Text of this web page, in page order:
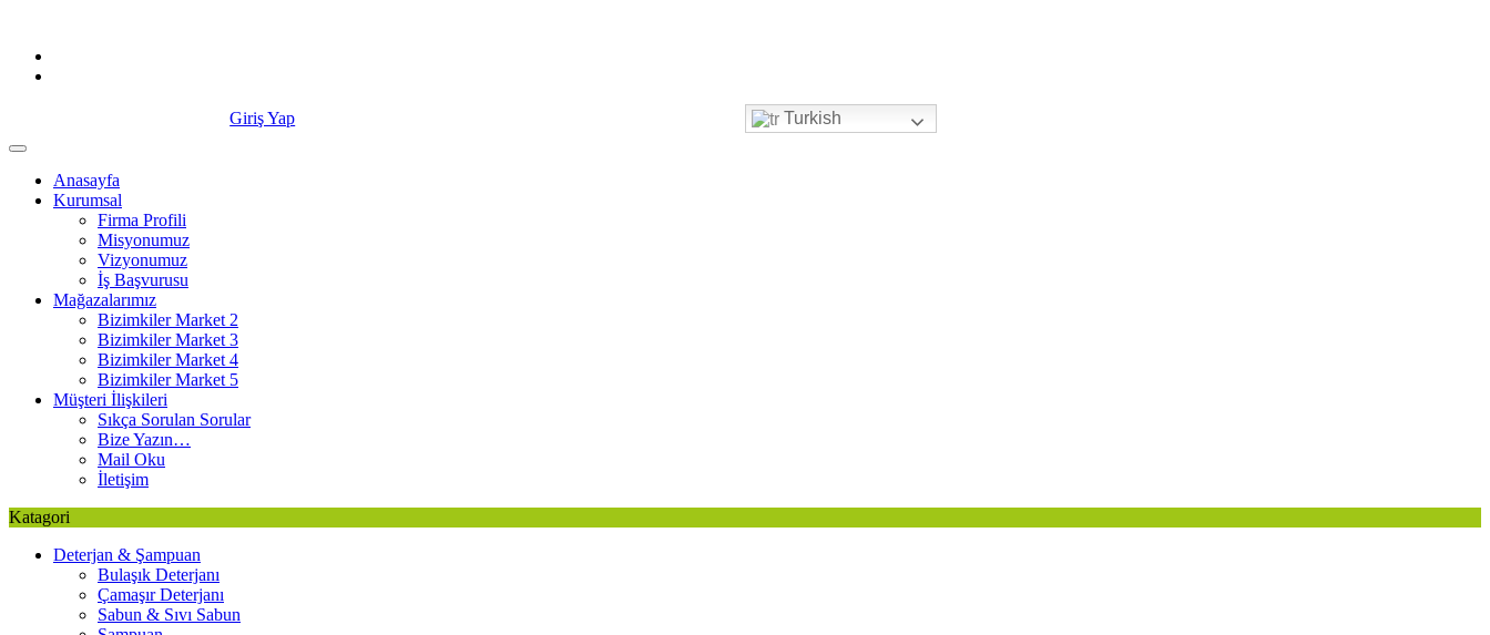
content
Giriş Yap Turkish
Anasayfa
Kurumsal
Firma Profili
Misyonumuz
Vizyonumuz
İş Başvurusu
Mağazalarımız
Bizimkiler Market 2
Bizimkiler Market 3
Bizimkiler Market 4
Bizimkiler Market 5
Müşteri İlişkileri
Sıkça Sorulan Sorular
Bize Yazın…
Mail Oku
İletişim
Katagori
Deterjan & Şampuan
Bulaşık Deterjanı
Çamaşır Deterjanı
Sabun & Sıvı Sabun